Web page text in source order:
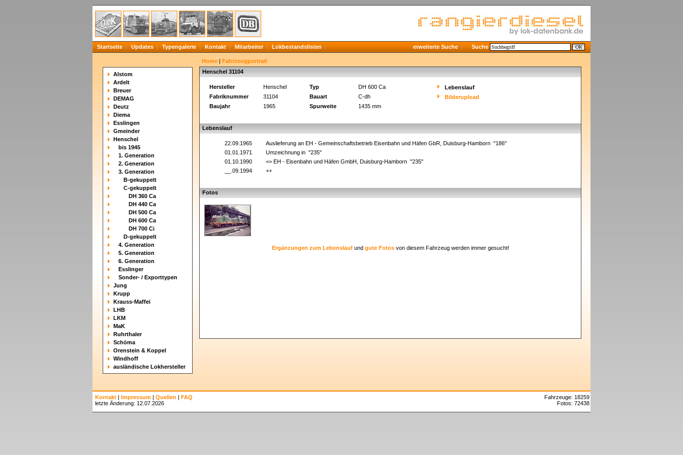
Startseite Updates Typengalerie Kontakt Mitarbeiter Lokbestandslisten erweiterte Suche Suche
Alstom
Ardelt
Breuer
DEMAG
Deutz
Diema
Esslingen
Gmeinder
Henschel
bis 1945
1. Generation
2. Generation
3. Generation
B-gekuppelt
C-gekuppelt
DH 360 Ca
DH 440 Ca
DH 500 Ca
DH 600 Ca
DH 700 Ci
D-gekuppelt
4. Generation
5. Generation
6. Generation
Esslinger
Sonder- / Exporttypen
Jung
Krupp
Krauss-Maffei
LHB
LKM
MaK
Ruhrthaler
Schöma
Orenstein & Koppel
Windhoff
ausländische Lokhersteller
Home | Fahrzeugportrait
Henschel 31104
Hersteller Henschel Typ DH 600 Ca
Lebenslauf
Fabriknummer
31104 Bauart C-dh
Bilderupload
Baujahr
1965 Spurweite 1435 mm
Lebenslauf
22.09.1965
Auslieferung an EH - Gemeinschaftsbetrieb Eisenbahn und Häfen GbR, Duisburg-Hamborn "186"
01.01.1971
Umzeichnung in "235"
01.10.1990
=> EH - Eisenbahn und Häfen GmbH, Duisburg-Hamborn "235"
__.09.1994
++
Fotos
Ergänzungen zum Lebenslaufund gute Fotosvon diesem Fahrzeug werden immer gesucht!
Kontakt | Impressum | Quellen | FAQ
letzte Änderung: 12.07.2026
Fahrzeuge: 18259
Fotos: 72438